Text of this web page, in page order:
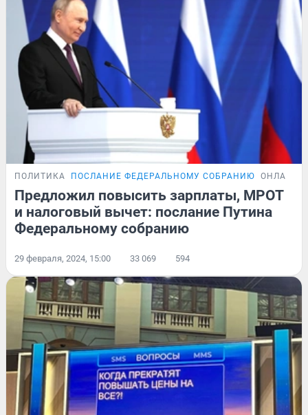
ПОЛИТИКА ПОСЛАНИЕ ФЕДЕРАЛЬНОМУ СОБРАНИЮ ОНЛАЙН-
Предложил повысить зарплаты, МРОТ
и налоговый вычет: послание Путина
Федеральному собранию
29 февраля, 2024, 15:00 33 069 594